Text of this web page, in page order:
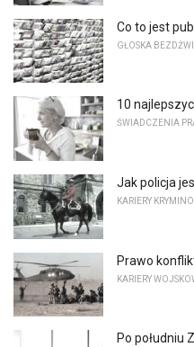
Co to jest
GŁOSKA
10
ŚWIADCZENIA
Jak policja
KARIERY
Prawo
KARIERY
Po południu